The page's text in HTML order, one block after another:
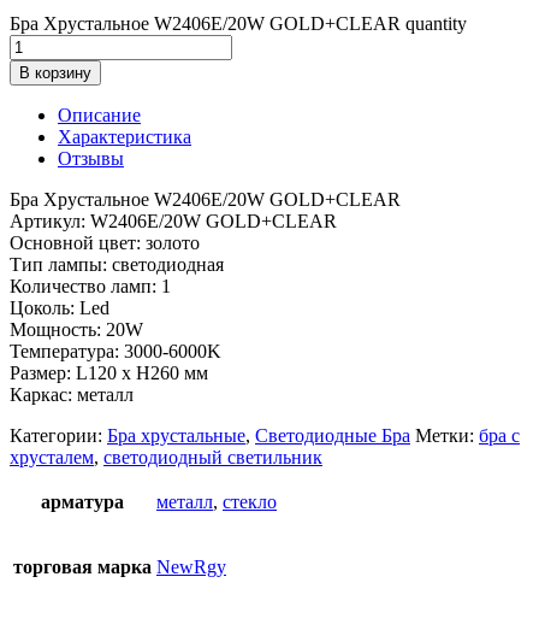
Бра Хрустальное W2406E/20W GOLD+CLEAR quantity
В корзину
Описание
Характеристика
Отзывы
Бра Хрустальное W2406E/20W GOLD+CLEAR
Артикул: W2406E/20W GOLD+CLEAR
Основной цвет: золото
Тип лампы: светодиодная
Количество ламп: 1
Цоколь: Led
Мощность: 20W
Температура: 3000-6000K
Размер: L120 x H260 мм
Каркас: металл
Категории: Бра хрустальные, Светодиодные Бра Метки: бра с
хрусталем, светодиодный светильник
арматура металл, стекло
торговая марка NewRgy